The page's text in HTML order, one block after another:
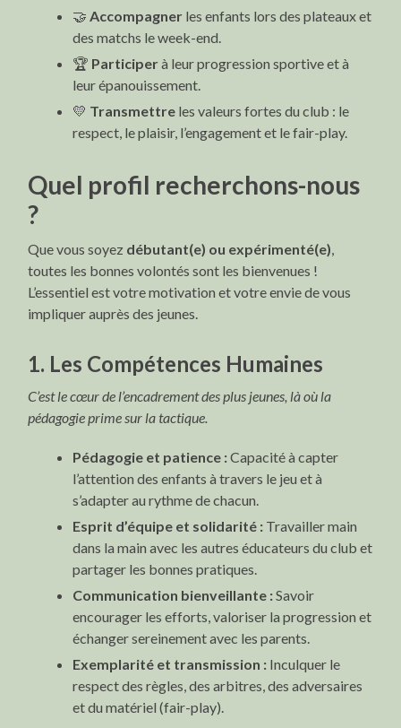
🤝 Accompagner les enfants lors des plateaux et
des matchs le week-end.
🏆 Participerà leur progression sportive et à
leur épanouissement.
💛 Transmettre les valeurs fortes du club : le
respect, le plaisir, l’engagement et le fair-play.
Quel profil recherchons-nous
?
Que vous soyez débutant(e) ou expérimenté(e)
toutes les bonnes volontés sont les bienvenues !
L’essentiel est votre motivation et votre envie de vous
impliquer auprès des jeunes.
1. Les Compétences Humaines
C’est le cœur de l’encadrement des plus jeunes, là où la
pédagogie prime sur la tactique.
Pédagogie et patience :Capacité à capter
l’attention des enfants à travers le jeu et à
s’adapter au rythme de chacun.
Esprit d’équipe et solidarité : Travailler main
dans la main avec les autres éducateurs du club et
partager les bonnes pratiques.
Communication bienveillante :Savoir
encourager les efforts, valoriser la progression et
échanger sereinement avec les parents.
Exemplarité et transmission : Inculquer le
respect des règles, des arbitres, des adversaires
et du matériel (fair-play).